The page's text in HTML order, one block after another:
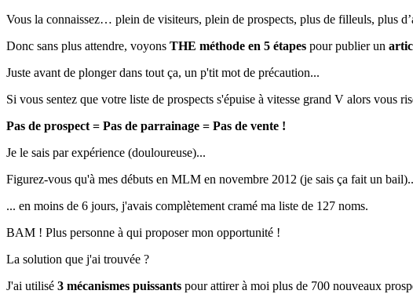
Vous la connaissez… plein de visiteurs, plein de prospects, plus de filleuls, plus
Donc sans plus attendre, voyons THE méthode en 5 étapes pour publier un
Juste avant de plonger dans tout ça, un p'tit mot de précaution...
Si vous sentez que votre liste de prospects s'épuise à vitesse grand V alors vous
Pas de prospect = Pas de parrainage = Pas de vente !
Je le sais par expérience (douloureuse)...
Figurez-vous qu'à mes débuts en MLM en novembre 2012 (je sais ça fait un
... en moins de 6 jours, j'avais complètement cramé ma liste de 127 noms.
BAM ! Plus personne à qui proposer mon opportunité !
La solution que j'ai trouvée ?
J'ai utilisé 3 mécanismes puissants pour attirer à moi plus de 700 nouveaux